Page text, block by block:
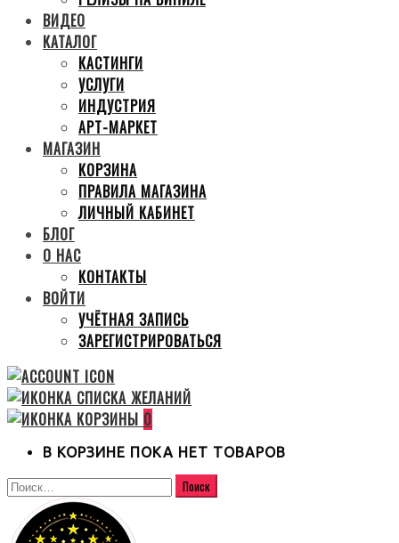
ВИДЕО
КАТАЛОГ
КАСТИНГИ
УСЛУГИ
ИНДУСТРИЯ
АРТ-МАРКЕТ
МАГАЗИН
КОРЗИНА
ПРАВИЛА МАГАЗИНА
ЛИЧНЫЙ КАБИНЕТ
БЛОГ
О НАС
КОНТАКТЫ
ВОЙТИ
УЧЁТНАЯ ЗАПИСЬ
ЗАРЕГИСТРИРОВАТЬСЯ
0
В КОРЗИНЕ ПОКА НЕТ ТОВАРОВ